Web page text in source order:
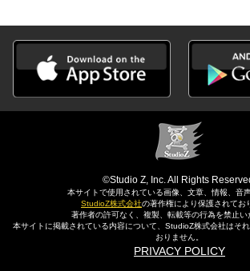
©Studio Z, Inc. All Rights
本サイトで使用されている画像、文章、情報、音
StudioZ株式会社の著作権により保護されてお
著作者の許可なく、複製、転載等の行為を禁止い
本サイトに掲載されている内容について、StudioZ株式会社はそ
おりません。
PRIVACY POLICY